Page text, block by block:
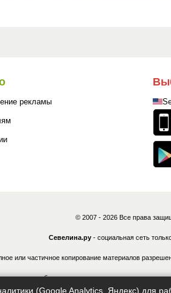
рекламы
© 2007 - 2026 Все права
Севелина.ру- социальная сеть
или частичное копирование материалов
лица могут быть привлечены к ответственности в
(Google Analytics, Яндекс) для